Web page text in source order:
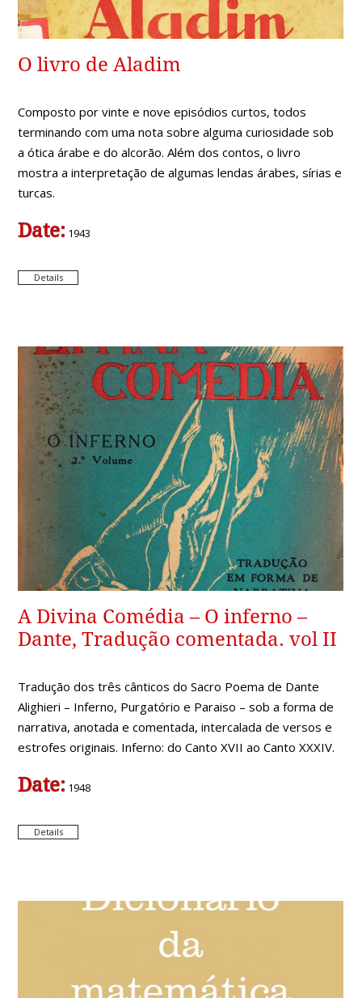
O livro de Aladim
Composto por vinte e nove episódios curtos, todos
terminando com uma nota sobre alguma curiosidade sob
a ótica árabe e do alcorão. Além dos contos, o livro
mostra a interpretação de algumas lendas árabes, sírias e
turcas.
Date: 1943
Details
A Divina Comédia – O inferno –
Dante, Tradução comentada. vol II
Tradução dos três cânticos do Sacro Poema de Dante
Alighieri – Inferno, Purgatório e Paraiso – sob a forma de
narrativa, anotada e comentada, intercalada de versos e
estrofes originais. Inferno: do Canto XVII ao Canto XXXIV.
Date: 1948
Details